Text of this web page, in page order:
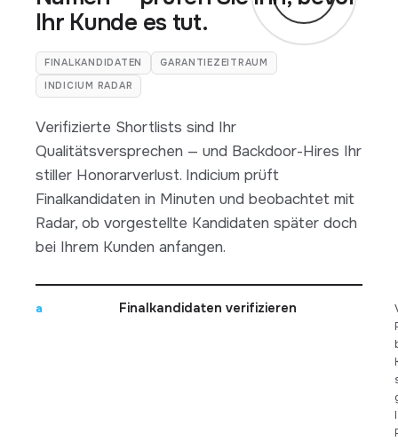
Ihr Kunde es tut.
FINALKANDIDATEN
GARANTIEZEITRAUM
INDICIUM RADAR
Verifizierte Shortlists sind Ihr
Qualitätsversprechen — und Backdoor-Hires Ihr
stiller Honorarverlust. Indicium prüft
Finalkandidaten in Minuten und beobachtet mit
Radar, ob vorgestellte Kandidaten später doch
bei Ihrem Kunden anfangen.
a Finalkandidaten verifizieren